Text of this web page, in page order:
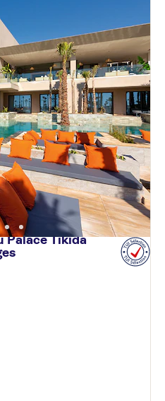
Palace Tikida